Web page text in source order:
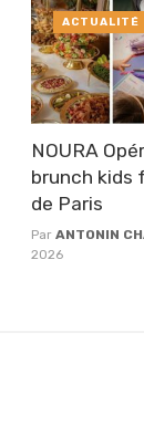
NOURA
brunch kids
de Paris
ParANTONIN
2026
ACTUALITÉ